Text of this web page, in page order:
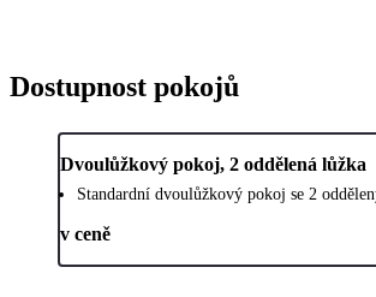
Dostupnost pokojů
Dvoulůžkový pokoj, 2 oddělená lůžka
Standardní dvoulůžkový pokoj se 2
v ceně